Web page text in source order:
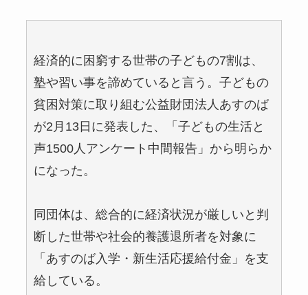
経済的に困窮する世帯の子どもの7割は、
塾や習い事を諦めていると言う。子どもの
貧困対策に取り組む公益財団法人あすのば
が2月13日に発表した、「子どもの生活と
声1500人アンケート中間報告」から明らか
になった。
同団体は、総合的に経済状況が厳しいと判
断した世帯や社会的養護退所者を対象に
「あすのば入学・新生活応援給付金」を支
給している。